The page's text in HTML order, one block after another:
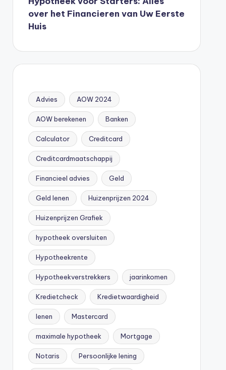
over het Financieren van Uw Eerste
Huis
Advies AOW 2024
AOW berekenen Banken
Calculator Creditcard
Creditcardmaatschappij
Financieel advies Geld
Geld lenen Huizenprijzen 2024
Huizenprijzen Grafiek
hypotheek oversluiten
Hypotheekrente
Hypotheekverstrekkers jaarinkomen
Kredietcheck Kredietwaardigheid
lenen Mastercard
maximale hypotheek Mortgage
Notaris Persoonlijke lening